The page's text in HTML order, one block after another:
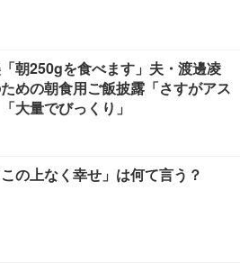
朝250gを食べます」夫・渡邊凌
めの朝食用ご飯披露「さすがアス
大量でびっくり」
の上なく幸せ」は何て言う？